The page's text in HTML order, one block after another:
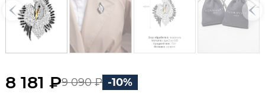
8 181 ₽9 090 ₽ -10%